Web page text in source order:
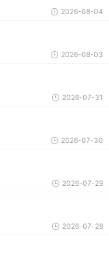
2026-08-04
2026-08-03
2026-07-31
2026-07-30
2026-07-29
2026-07-28